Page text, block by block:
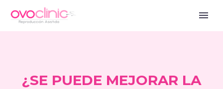
¿SE PUEDE MEJORAR LA